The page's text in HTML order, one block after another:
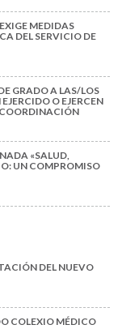
MEDIDAS
DEL SERVICIO DE
GRADO A LAS/LOS
O EJERCEN
«SALUD,
UN COMPROMISO
DEL NUEVO
COLEXIO MÉDICO